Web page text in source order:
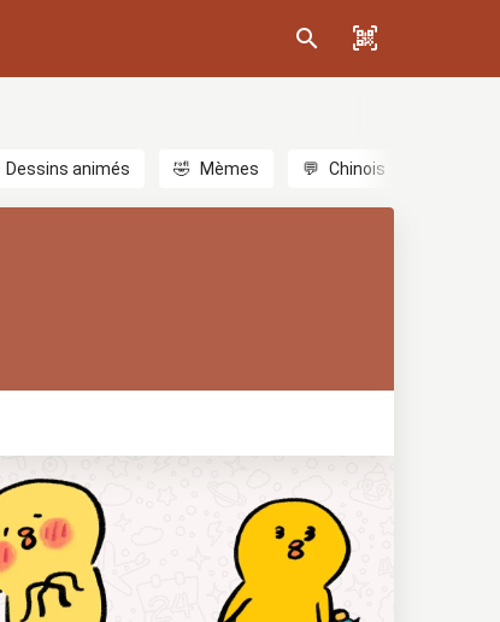
Dessins animés 🤣 Mèmes 💬 Chinois